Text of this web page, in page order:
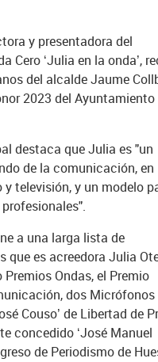
y presentadora del
Cero ‘Julia en la onda’,
del alcalde Jaume
2023 del Ayuntamiento
destaca que Julia es "un
de la comunicación, en
y televisión, y un modelo
a una larga lista de
que es acreedora Julia
Ondas, el Premio
dos Micrófonos
Couso’ de Libertad de
concedido ‘José Manuel
de Periodismo de